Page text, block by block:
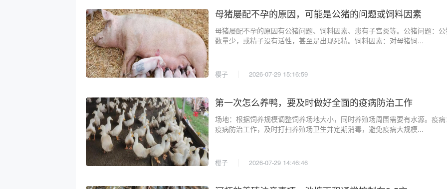
母猪屡配不孕的原因，可能是公猪的问题或饲料因素
母猪屡配不孕的原因有公猪问题、饲料因素、患有子宫炎等。公猪问题：
数量少，或精子没有活性，甚至是出现死精。饲料因素：对母猪饲...
樱子 2026-07-29 15:16:59
第一次怎么养鸭，要及时做好全面的疫病防治工作
场地：根据饲养规模调整饲养场地大小，同时养殖场周围需要有水源。疫
疫病防治工作，及时打扫养殖场卫生并定期消毒，避免疫病大规模...
樱子 2026-07-29 14:46:46